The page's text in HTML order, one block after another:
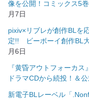
像を公開！コミックス5
月7日
pixiv×リブレが創作BLを
定!! ビーボーイ創作BL
月6日
『黄昏アウトフォーカ
ドラマCDから続投！＆公
新電子BLレーベル「